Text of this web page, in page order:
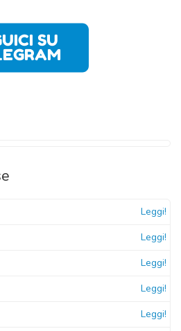
Leggi!
Leggi!
Leggi!
Leggi!
Leggi!